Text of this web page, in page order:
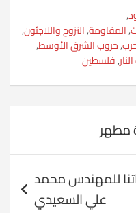
,
,المقاومة,النزوح واللاجئون,
,حروب الشرق الأوسط,
,فلسطين
مطهر
للمهندس محمد
علي السعيدي